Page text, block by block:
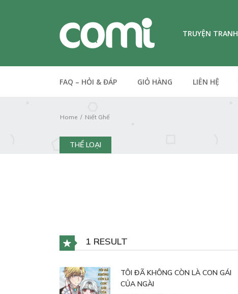
TRUYỆN TRANH
FAQ – HỎI & ĐÁP GIỎ HÀNG LIÊN HỆ
Home Niết Ghế
THỂ LOẠI
1 RESULT
TÔI ĐÃ KHÔNG CÒN LÀ CON GÁI
CỦA NGÀI